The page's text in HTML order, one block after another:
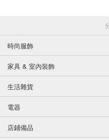
時尚服飾
家具 & 室內裝飾
生活雜貨
電器
店鋪備品